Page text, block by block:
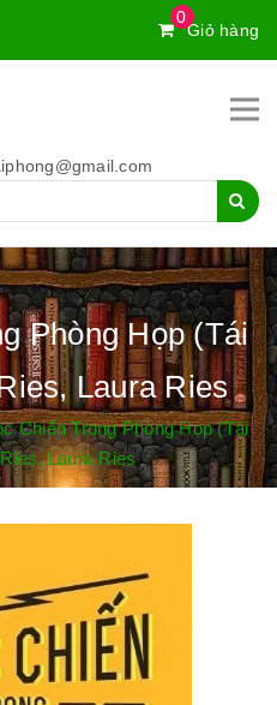
0
Giỏ hàng
Phòng Họp (Tái
Laura Ries
Chiến Trong Phòng Họp (Tái
Laura Ries